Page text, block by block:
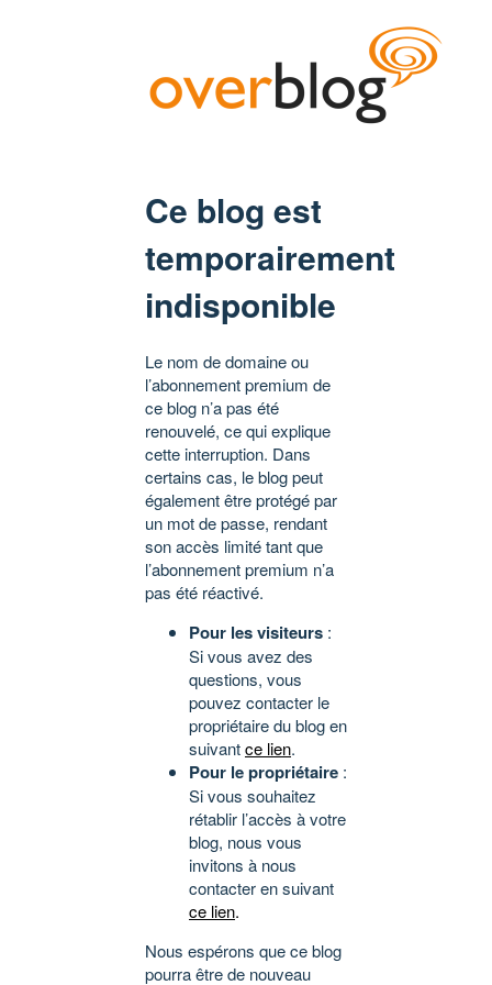
Ce blog est
temporairement
indisponible
Le nom de domaine ou
l’abonnement premium de
ce blog n’a pas été
renouvelé, ce qui explique
cette interruption. Dans
certains cas, le blog peut
également être protégé par
un mot de passe, rendant
son accès limité tant que
l’abonnement premium n’a
pas été réactivé.
Pour les visiteurs :
Si vous avez des
questions, vous
pouvez contacter le
propriétaire du blog en
suivantce lien.
Pour le propriétaire :
Si vous souhaitez
rétablir l’accès à votre
blog, nous vous
invitons à nous
contacter en suivant
ce lien.
Nous espérons que ce blog
pourra être de nouveau